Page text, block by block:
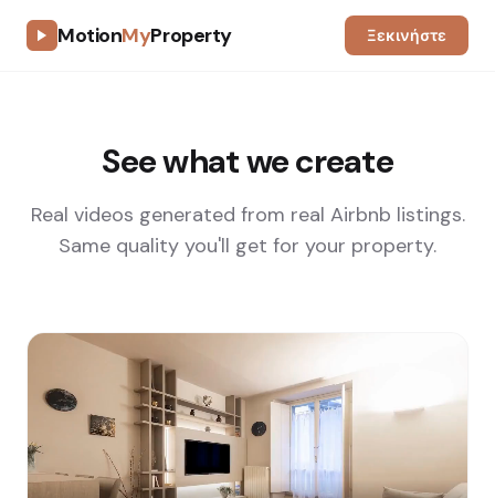
MotionMyProperty Ξεκινήστε
See what we create
Real videos generated from real Airbnb listings.
Same quality you'll get for your property.